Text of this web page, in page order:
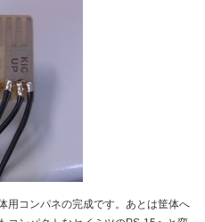
用コンパネの完成です。あとは筐体へ